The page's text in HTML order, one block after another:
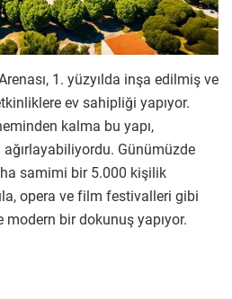
1. yüzyılda inşa edilmiş ve
ev sahipliği yapıyor.
kalma bu yapı,
Günümüzde
samimi bir 5.000 kişilik
opera ve film festivalleri gibi
bir dokunuş yapıyor.